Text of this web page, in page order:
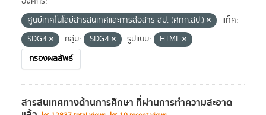
ศูนย์เทคโนโลยีสารสนเทศและการสื่อสาร สป. (ศทก.สป.)
แท็ค:
SDG4
กลุ่ม: SDG4 รูปแบบ:
HTML
กรองผลลัพธ์
สารสนเทศทางด้านการศึกษา ที่ผ่านการทำความสะอาด